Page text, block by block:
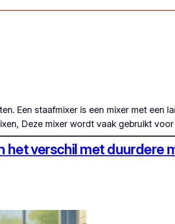
Een staafmixer is een mixer met een
Deze mixer wordt vaak gebruikt
het verschil met duurdere